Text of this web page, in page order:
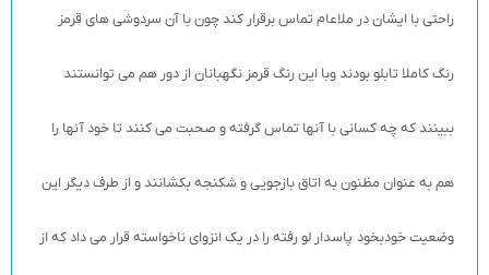
راحتی با ایشان در ملاعام تماس برقرار کند چون با آن سردوشی های قرمز
رنگ کاملا تابلو بودند وبا این رنگ قرمز نگهبانان از دور هم می توانستند
ببینند که چه کسانی با آنها تماس گرفته و صحبت می کنند تا خود آنها را
هم به عنوان مظنون به اتاق بازجویی و شکنجه بکشانند و از طرف دیگر این
وضعیت خودبخود پاسدار لو رفته را در یک انزوای ناخواسته قرار می داد که از